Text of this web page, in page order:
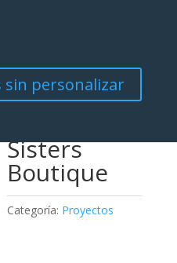
sin personalizar
Sisters
Boutique
Categoría: Proyectos